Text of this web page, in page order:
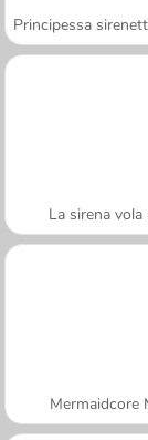
La sirena vola
Mermaidcore